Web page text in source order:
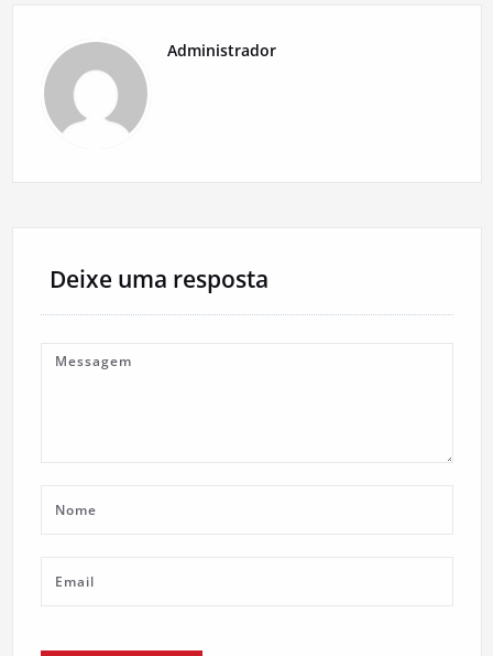
Administrador
Deixe uma resposta